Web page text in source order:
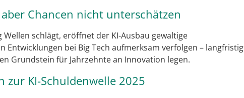
Chancen nicht unterschätzen
schlägt, eröffnet der KI-Ausbau gewaltige
Entwicklungen bei Big Tech aufmerksam verfolgen – langfristig
Grundstein für Jahrzehnte an Innovation legen.
zur KI-Schuldenwelle 2025